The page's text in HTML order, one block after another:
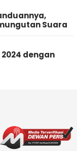
Suara
2024 dengan